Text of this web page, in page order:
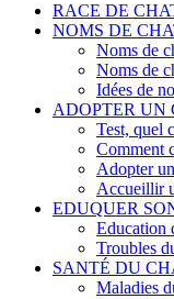
RACE DE
NOMS DE
Noms de
Noms de
Idées de
ADOPTER UN
Test, quel
Comment
Adopter
Accueillir
EDUQUER
Education
Troubles
SANTÉ DU
Maladies